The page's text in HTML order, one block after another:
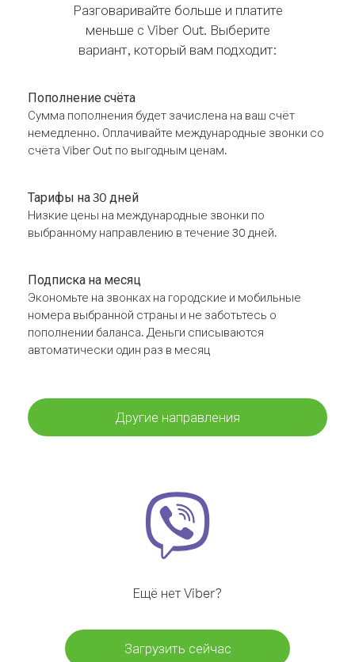
Разговаривайте больше и платите
меньше с Viber Out. Выберите
вариант, который вам подходит:
Пополнение счёта
Сумма пополнения будет зачислена на ваш счёт
немедленно. Оплачивайте международные звонки со
счёта Viber Out по выгодным ценам.
Тарифы на 30 дней
Низкие цены на международные звонки по
выбранному направлению в течение 30 дней.
Подписка на месяц
Экономьте на звонках на городские и мобильные
номера выбранной страны и не заботьтесь о
пополнении баланса. Деньги списываются
автоматически один раз в месяц
Другие направления
Ещё нет Viber?
Загрузить сейчас